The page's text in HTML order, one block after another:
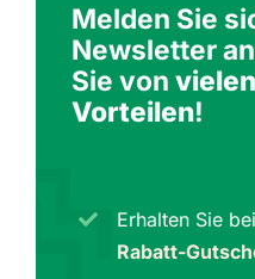
Melden Sie
Newsletter
Sie von
Vorteilen!
Erhalten Sie
Rabatt-